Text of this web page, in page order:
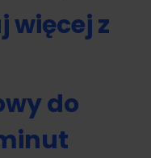
więcej z
do